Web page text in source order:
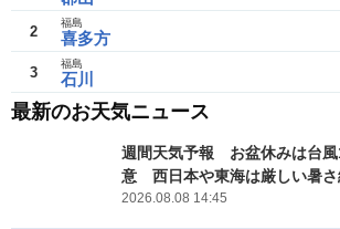
2 喜多方
福島
3 石川
福島
最新のお天気ニュース
週間天気予報 お盆休みは台風
意 西日本や東海は厳しい暑さ
2026.08.08 14:45